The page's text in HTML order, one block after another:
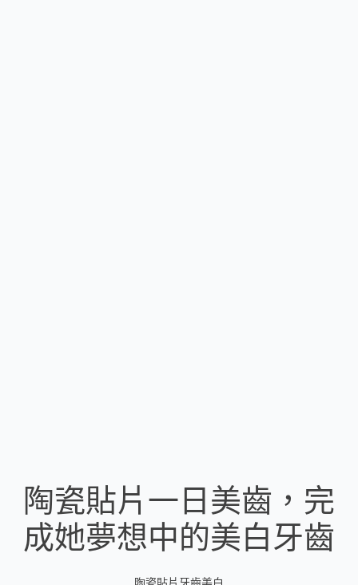
陶瓷貼片一日美齒，完
成她夢想中的美白牙齒
陶瓷貼片牙齒美白